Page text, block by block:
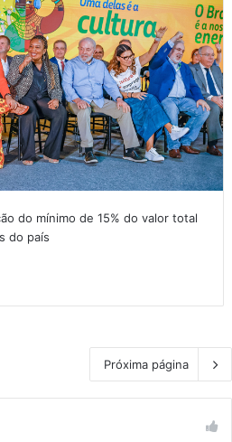
do mínimo de 15% do valor total
do país
Próxima página